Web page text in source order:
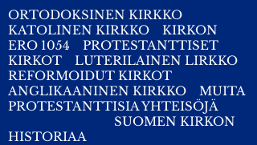
ORTODOKSINEN KIRKKO
KATOLINEN KIRKKO
KIRKON
ERO 1054
PROTESTANTTISET
KIRKOT
LUTERILAINEN LIRKKO
REFORMOIDUT KIRKOT
ANGLIKAANINEN KIRKKO
MUITA
PROTESTANTTISIA YHTEISÖJÄ
SUOMEN KIRKON
HISTORIAA